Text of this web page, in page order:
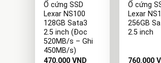
Ổ cứng SSD
Lexar NS100
128GB Sata3
2.5 inch (Đoc
520MB/s – Ghi
450MB/s)
470.000VND
Ổ cứng
Lexar
256GB
2.5 inch
760.000